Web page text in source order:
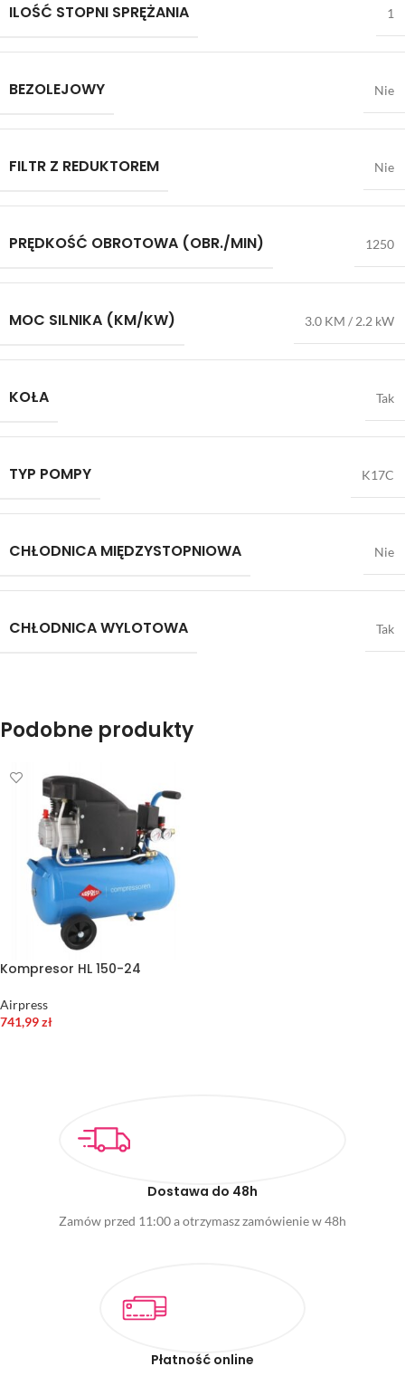
ILOŚĆ STOPNI SPRĘŻANIA 1
BEZOLEJOWY Nie
FILTR Z REDUKTOREM Nie
PRĘDKOŚĆ OBROTOWA (OBR./MIN) 1250
MOC SILNIKA (KM/KW) 3.0 KM / 2.2 kW
KOŁA Tak
TYP POMPY K17C
CHŁODNICA MIĘDZYSTOPNIOWA Nie
CHŁODNICA WYLOTOWA Tak
Podobne produkty
Kompresor HL 150-24
Airpress
741,99zł
Dostawa do 48h
Zamów przed 11:00 a otrzymasz zamówienie w 48h
Płatność online